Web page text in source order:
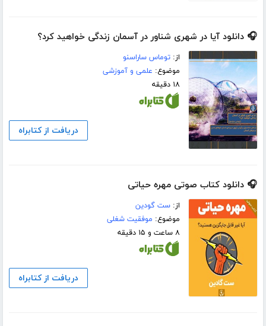
🎧 دانلود آیا در شهری شناور در آسمان زندگی خواهید کرد؟
از:توماس ساراسنو
موضوع: علمی و آموزشی
۱۸ دقیقه
دریافت از کتابراه
🎧 دانلود کتاب صوتی مهره‌ حیاتی
از:ست گودین
موضوع: موفقیت شغلی
۸ ساعت و ۱۵ دقیقه
دریافت از کتابراه